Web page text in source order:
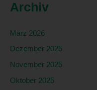
Archiv
März 2026
Dezember 2025
November 2025
Oktober 2025
einem oder
psychischen,
werden kann.
b) betroffene
Betroffene Person